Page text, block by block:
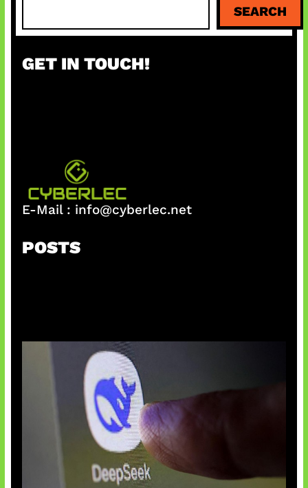
a
c
SEARCH
GET IN TOUCH!
E-Mail : info@cyberlec.net
POSTS